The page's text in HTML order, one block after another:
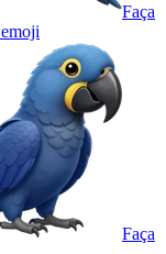
Faça
emoji
Faça